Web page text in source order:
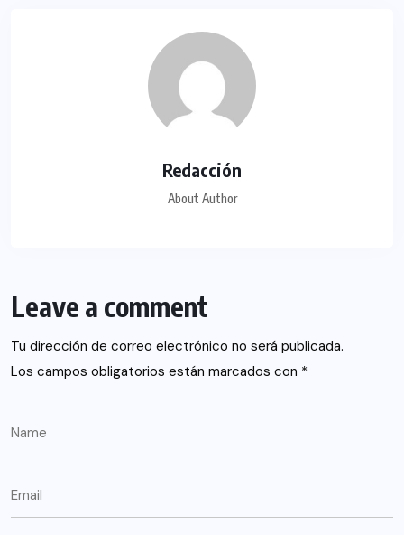
Redacción
About Author
Leave a comment
Tu dirección de correo electrónico no será publicada.
Los campos obligatorios están marcados con *